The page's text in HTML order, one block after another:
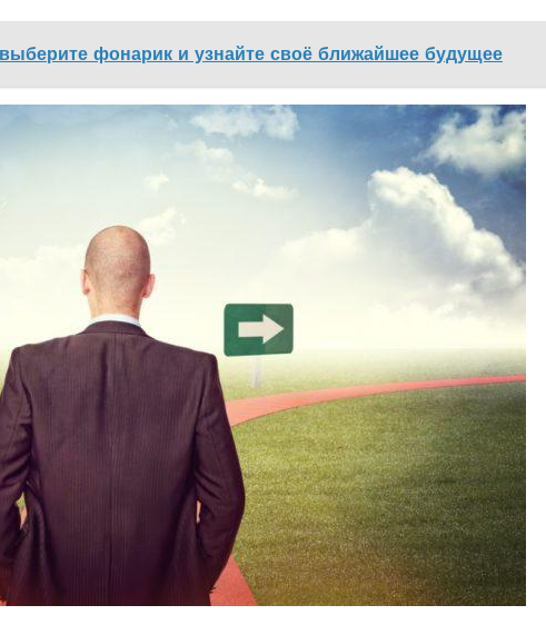
фонарик и узнайте своё ближайшее будущее